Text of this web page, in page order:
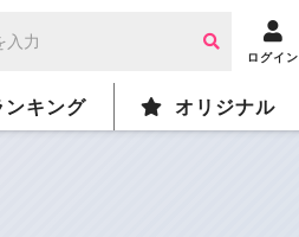
ログイン
ンキング オリジナル